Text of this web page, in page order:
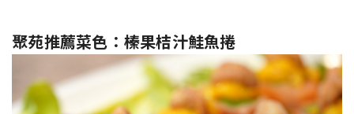
聚苑推薦菜色：榛果桔汁鮭魚捲